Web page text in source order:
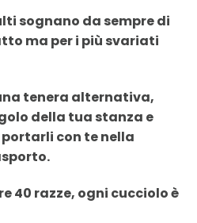
sognano da sempre di
ma per i più svariati
tenera alternativa,
della tua stanza e
con te nella
40 razze, ogni cucciolo è